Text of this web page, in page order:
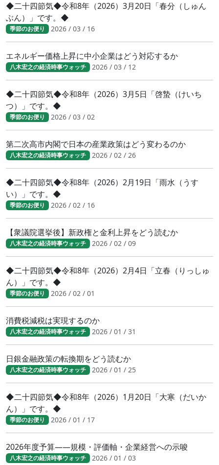
◆二十四節気◆令和8年（2026）3月20日「春分（しゅん
ぶん）」です。◆
季節のお便り 2026 / 03 / 16
エネルギー価格上昇に中小企業はどう対応するか
八木宏之の経済時事ウォッチ 2026 / 03 / 12
◆二十四節気◆令和8年（2026）3月5日「啓蟄（けいち
つ）」です。◆
季節のお便り 2026 / 03 / 02
第二次高市内閣で日本の産業政策はどう変わるのか
八木宏之の経済時事ウォッチ 2026 / 02 / 26
◆二十四節気◆令和8年（2026）2月19日「雨水（うす
い）」です。◆
季節のお便り 2026 / 02 / 16
【衆議院選挙後】新政権と金利上昇をどう読むか
八木宏之の経済時事ウォッチ 2026 / 02 / 09
◆二十四節気◆令和8年（2026）2月4日「立春（りっしゅ
ん）」です。◆
季節のお便り 2026 / 02 / 01
消費税減税は実現するのか
八木宏之の経済時事ウォッチ 2026 / 01 / 31
日銀金融政策の転換期をどう読むか
八木宏之の経済時事ウォッチ 2026 / 01 / 25
◆二十四節気◆令和8年（2026）1月20日「大寒（だいか
ん）」です。◆
季節のお便り 2026 / 01 / 17
2026年度予算――規模・評価軸・企業経営への示唆
八木宏之の経済時事ウォッチ 2026 / 01 / 03